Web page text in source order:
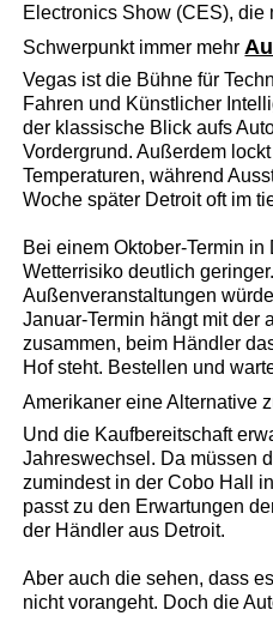
Electronics Show (CES), die
Schwerpunkt immer mehr
Vegas ist die Bühne für
Fahren und Künstlicher
der klassische Blick aufs
Vordergrund. Außerdem
Temperaturen, während
Woche später Detroit oft im
Bei einem Oktober-Termin
Wetterrisiko deutlich
Außenveranstaltungen
Januar-Termin hängt mit der
zusammen, beim Händler
Hof steht. Bestellen und
Amerikaner eine Alternative
Und die Kaufbereitschaft
Jahreswechsel. Da müssen
zumindest in der Cobo Hall
passt zu den Erwartungen
der Händler aus Detroit.
Aber auch die sehen, dass
nicht vorangeht. Doch die